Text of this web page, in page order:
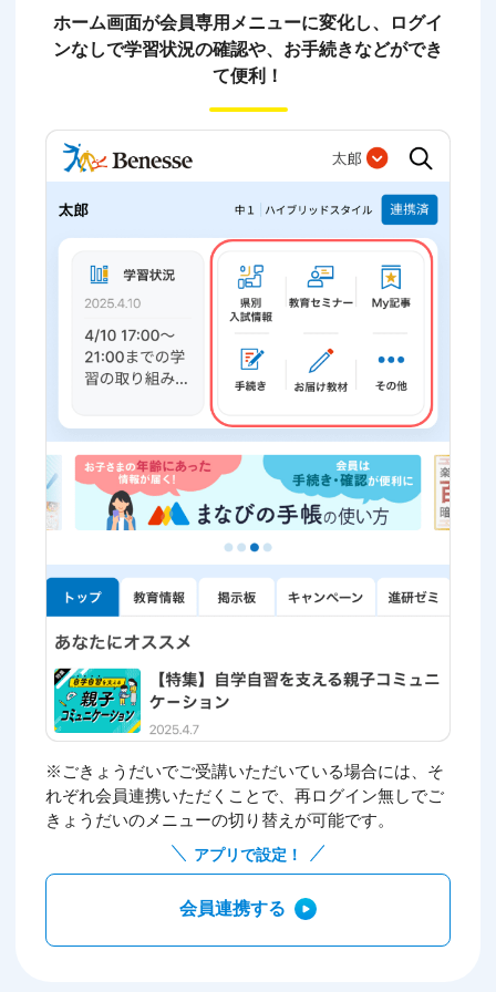
ホーム画面が会員専用メニューに変化し、ログイ
ンなしで学習状況の確認や、お手続きなどができ
て便利！
※ごきょうだいでご受講いただいている場合には、そ
れぞれ会員連携いただくことで、再ログイン無しでご
きょうだいのメニューの切り替えが可能です。
アプリで設定！
会員連携する